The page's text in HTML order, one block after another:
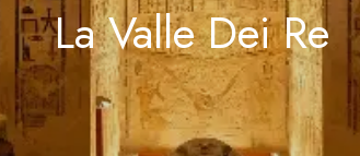
La Valle Dei Re